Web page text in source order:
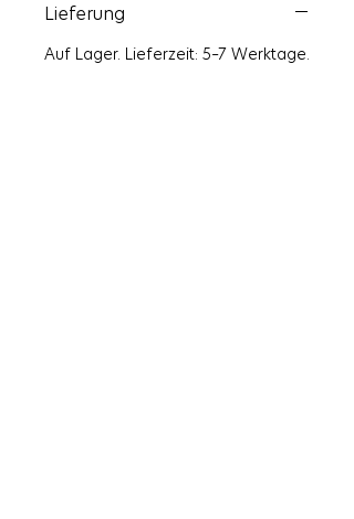
Lieferung
Auf Lager. Lieferzeit: 5–7 Werktage.